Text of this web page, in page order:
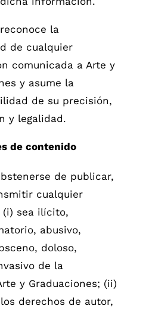
la
de cualquier
comunicada a Arte y
y asume la
de su precisión,
y legalidad.
de contenido
de publicar,
cualquier
(i) sea ilícito,
abusivo,
doloso,
de la
y Graduaciones; (ii)
derechos de autor,